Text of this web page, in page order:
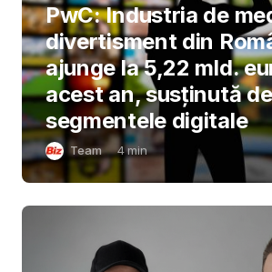
PwC: Industria de
divertisment din
ajunge la 5,22 mld.
acest an, susținută de
segmentele digitale
Team 4min